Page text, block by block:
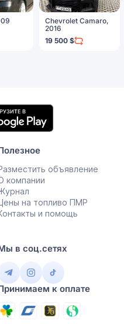
Chevrolet Camaro,
2016
19 500 $
объявление
компании
на топливо ПМР
и помощь
в соц.сетях
к оплате